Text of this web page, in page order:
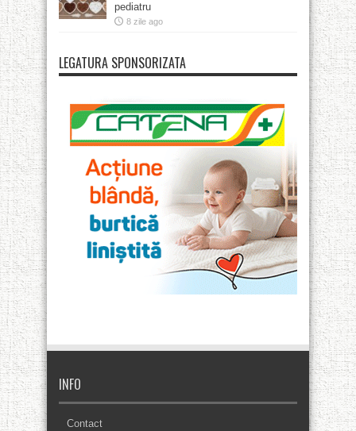
pediatru
8 zile ago
LEGATURA SPONSORIZATA
INFO
Contact